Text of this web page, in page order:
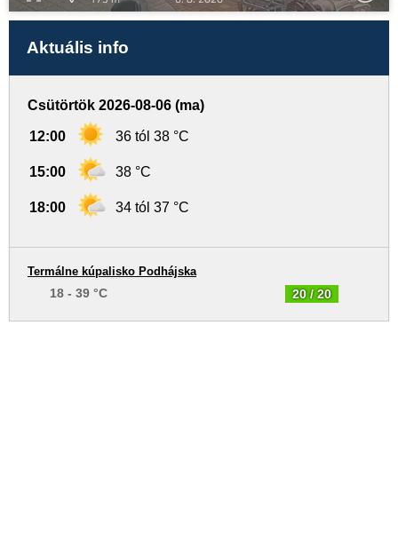
Aktuális info
Csütörtök 2026-08-06 (ma)
12:00 36 tól 38 °C
15:00 38 °C
18:00 34 tól 37 °C
20 / 20
Termálne kúpalisko Podhájska
18 - 39 °C